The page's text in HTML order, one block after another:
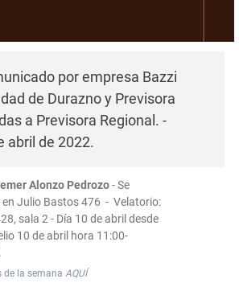
por empresa Bazzi
de Durazno y Previsora
a Previsora Regional. -
abril de 2022.
Alonzo Pedrozo- Se
Julio Bastos 476 - Velatorio:
sala 2 - Día 10 de abril desde
10 de abril hora 11:00-
de la semana AQUÍ